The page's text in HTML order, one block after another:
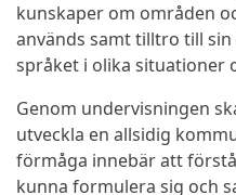
kunskaper om områden
används samt tilltro till
språket i olika situationer
Genom undervisningen
utveckla en allsidig
förmåga innebär att
kunna formulera sig och